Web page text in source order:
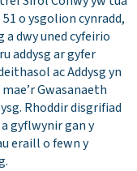
o ysgolion cynradd,
dwy uned cyfeirio
addysg ar gyfer
ac Addysg yn
Gwasanaeth
Rhoddir disgrifiad
gyflwynir gan y
eraill o fewn y